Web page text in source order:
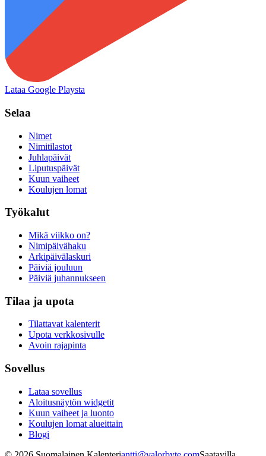
Lataa Google Playsta
Selaa
Nimet
Nimitilastot
Juhlapäivät
Liputuspäivät
Kuun vaiheet
Koulujen lomat
Työkalut
Mikä viikko on?
Nimipäivähaku
Arkipäivälaskuri
Päiviä jouluun
Päiviä juhannukseen
Tilaa ja upota
Tilattavat kalenterit
Upota verkkosivulle
Avoin rajapinta
Sovellus
Lataa sovellus
Aloitusnäytön widgetit
Kuun vaiheet ja luonto
Koulujen lomat alueittain
Blogi